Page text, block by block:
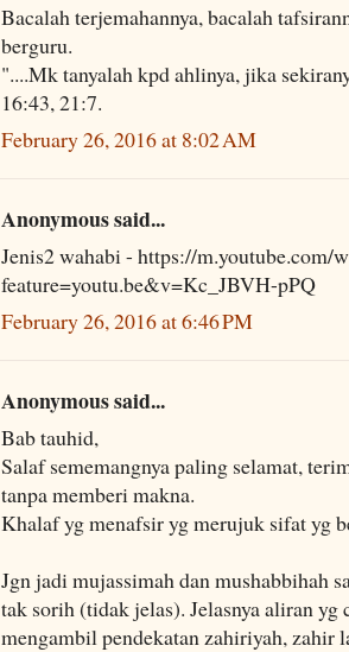
Bacalah terjemahannya, bacalah
berguru.
"....Mk tanyalah kpd ahlinya, jika
16:43, 21:7.
February 26, 2016 at 8:02 AM
Anonymous said...
Jenis2 wahabi - https://m.youtube.com/
feature=youtu.be&v=Kc_JBVH-pPQ
February 26, 2016 at 6:46 PM
Anonymous said...
Bab tauhid,
Salaf sememangnya paling selamat,
tanpa memberi makna.
Khalaf yg menafsir yg merujuk sifat yg
Jgn jadi mujassimah dan mushabbihah
tak sorih (tidak jelas). Jelasnya aliran yg
mengambil pendekatan zahiriyah, zahir